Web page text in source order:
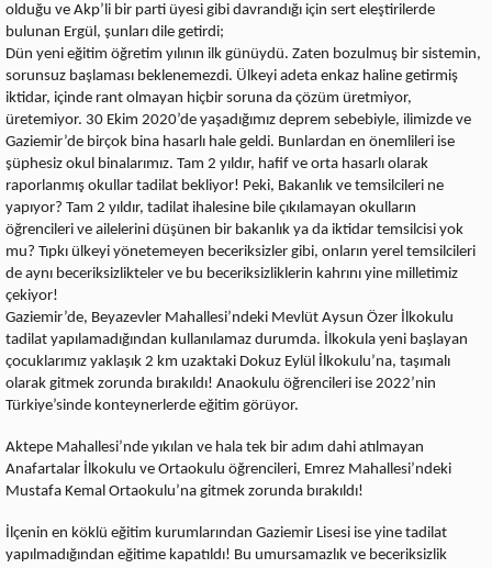
olduğu ve Akp’li bir parti üyesi gibi davrandığı için sert eleştirilerde
bulunan Ergül, şunları dile getirdi;
Dün yeni eğitim öğretim yılının ilk günüydü. Zaten bozulmuş bir sistemin,
sorunsuz başlaması beklenemezdi. Ülkeyi adeta enkaz haline getirmiş
iktidar, içinde rant olmayan hiçbir soruna da çözüm üretmiyor,
üretemiyor. 30 Ekim 2020’de yaşadığımız deprem sebebiyle, ilimizde ve
Gaziemir’de birçok bina hasarlı hale geldi. Bunlardan en önemlileri ise
şüphesiz okul binalarımız. Tam 2 yıldır, hafif ve orta hasarlı olarak
raporlanmış okullar tadilat bekliyor! Peki, Bakanlık ve temsilcileri ne
yapıyor? Tam 2 yıldır, tadilat ihalesine bile çıkılamayan okulların
öğrencileri ve ailelerini düşünen bir bakanlık ya da iktidar temsilcisi yok
mu? Tıpkı ülkeyi yönetemeyen beceriksizler gibi, onların yerel temsilcileri
de aynı beceriksizlikteler ve bu beceriksizliklerin kahrını yine milletimiz
çekiyor!
Gaziemir’de, Beyazevler Mahallesi’ndeki Mevlüt Aysun Özer İlkokulu
tadilat yapılamadığından kullanılamaz durumda. İlkokula yeni başlayan
çocuklarımız yaklaşık 2 km uzaktaki Dokuz Eylül İlkokulu’na, taşımalı
olarak gitmek zorunda bırakıldı! Anaokulu öğrencileri ise 2022’nin
Türkiye’sinde konteynerlerde eğitim görüyor.
Aktepe Mahallesi’nde yıkılan ve hala tek bir adım dahi atılmayan
Anafartalar İlkokulu ve Ortaokulu öğrencileri, Emrez Mahallesi’ndeki
Mustafa Kemal Ortaokulu’na gitmek zorunda bırakıldı!
İlçenin en köklü eğitim kurumlarından Gaziemir Lisesi ise yine tadilat
yapılmadığından eğitime kapatıldı! Bu umursamazlık ve beceriksizlik